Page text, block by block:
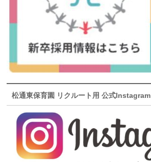
松通東保育園 リクルート用 公式Instagram